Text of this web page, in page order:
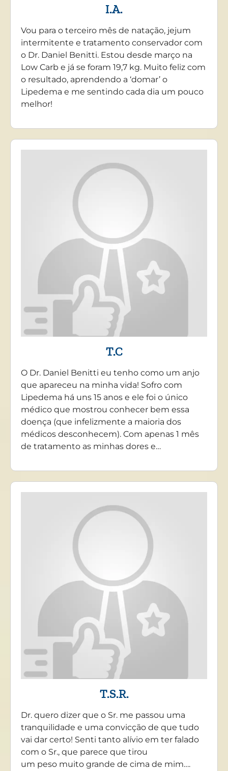
I.A.
Vou para o terceiro mês de natação, jejum
intermitente e tratamento conservador com
o Dr. Daniel Benitti. Estou desde março na
Low Carb e já se foram 19,7 kg. Muito feliz com
o resultado, aprendendo a ‘domar’ o
Lipedema e me sentindo cada dia um pouco
melhor!
T.C
O Dr. Daniel Benitti eu tenho como um anjo
que apareceu na minha vida! Sofro com
Lipedema há uns 15 anos e ele foi o único
médico que mostrou conhecer bem essa
doença (que infelizmente a maioria dos
médicos desconhecem). Com apenas 1 mês
de tratamento as minhas dores e…
T.S.R.
Dr. quero dizer que o Sr. me passou uma
tranquilidade e uma convicção de que tudo
vai dar certo! Senti tanto alívio em ter falado
com o Sr., que parece que tirou
um peso muito grande de cima de mim….